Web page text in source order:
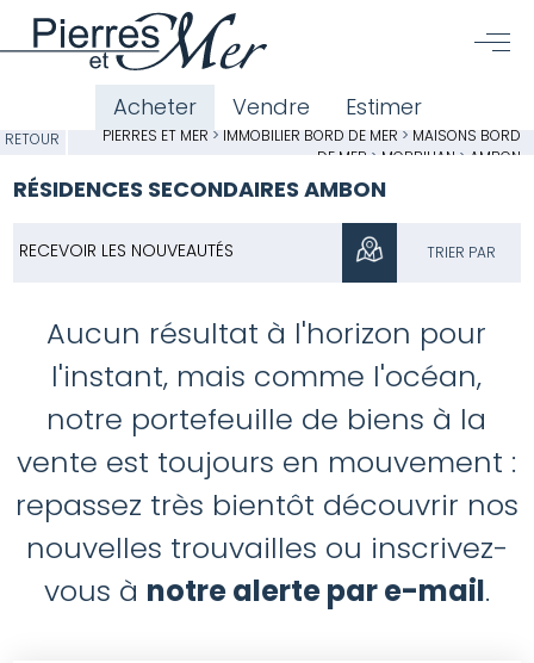
Acheter Vendre Estimer
RETOUR PIERRES ET MER > IMMOBILIER BORD DE MER > MAISONS BORD
DE MER > MORBIHAN > AMBON
RÉSIDENCES SECONDAIRES AMBON
TRIER PAR
RECEVOIR LES NOUVEAUTÉS
Aucun résultat à l'horizon pour
l'instant, mais comme l'océan,
notre portefeuille de biens à la
vente est toujours en mouvement :
repassez très bientôt découvrir nos
nouvelles trouvailles ou inscrivez-
vous à notre alerte par e-mail.